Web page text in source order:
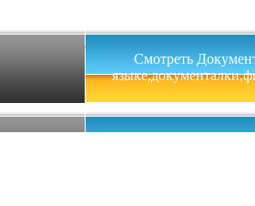
Смотреть